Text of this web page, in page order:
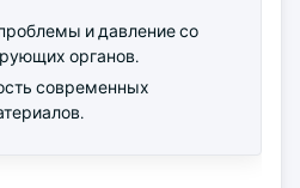
и давление со
органов.
современных